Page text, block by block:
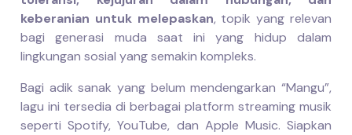
keberanian untuk melepaskan, topik yang relevan
bagi generasi muda saat ini yang hidup dalam
lingkungan sosial yang semakin kompleks.
Bagi adik sanak yang belum mendengarkan “Mangu”,
lagu ini tersedia di berbagai platform streaming musik
seperti Spotify, YouTube, dan Apple Music. Siapkan